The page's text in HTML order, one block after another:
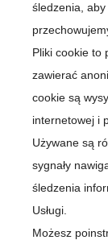
śledzenia,
Pliki cookie to
zawierać
cookie są
internetowej i
Używane są
sygnały
śledzenia
Usługi.
Możesz